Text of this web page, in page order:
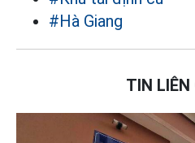
#Hà Giang
TIN LIÊN